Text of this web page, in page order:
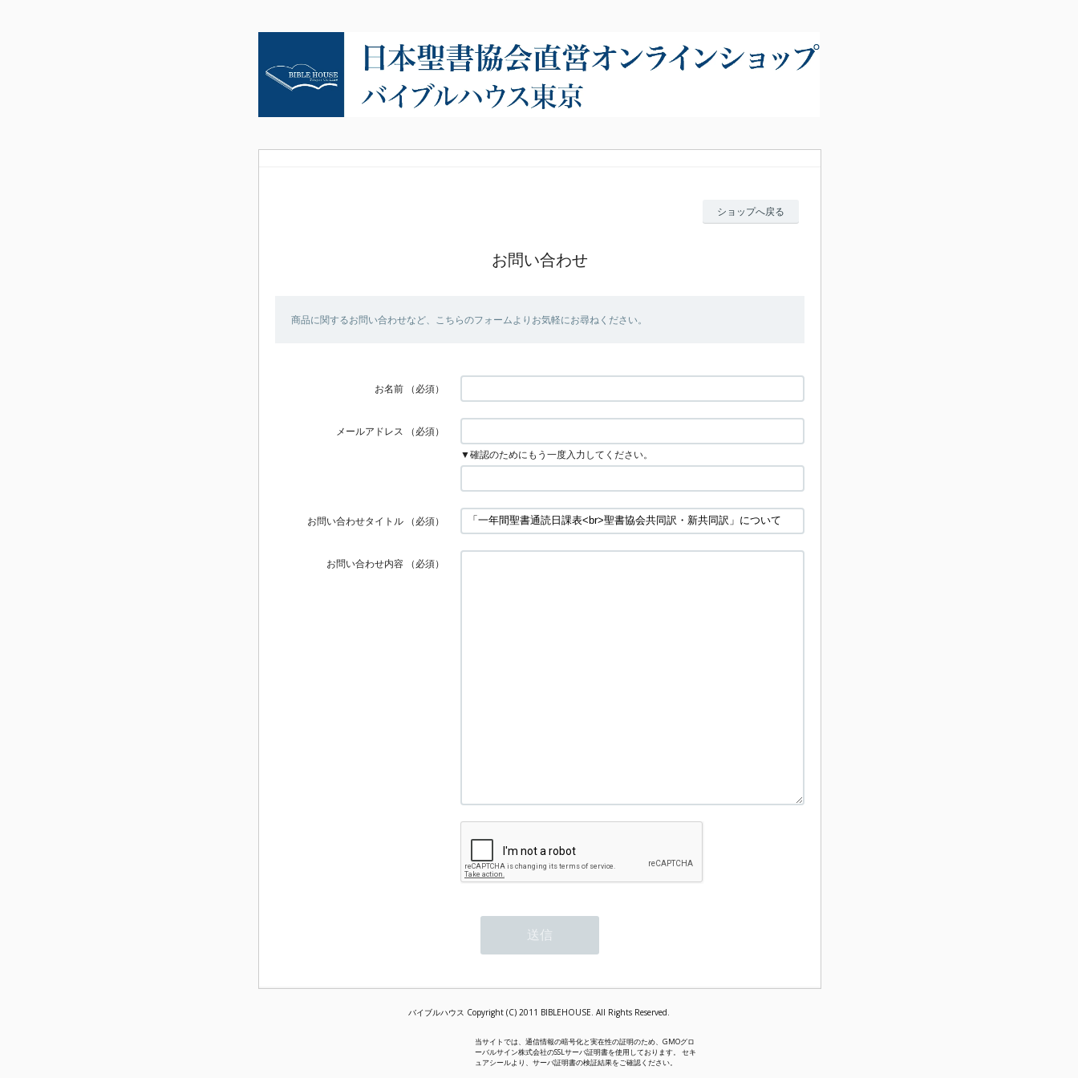
ショップへ戻る
お問い合わせ
商品に関するお問い合わせなど、こちらのフォームよりお気軽にお尋ねください。
お名前 （必須）
メールアドレス
（必須）
▼確認のためにもう一度入力してください。
お問い合わせタイトル （必須）
お問い合わせ内容 （必須）
バイブルハウス Copyright (C) 2011 BIBLEHOUSE. All Rights Reserved.
当サイトでは、通信情報の暗号化と実在性の証明のため、GMOグロ
ーバルサイン株式会社のSSLサーバ証明書を使用しております。 セキ
ュアシールより、サーバ証明書の検証結果をご確認ください。